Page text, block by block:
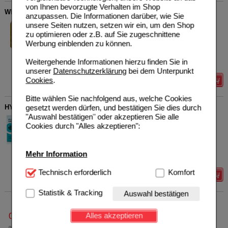
von Ihnen bevorzugte Verhalten im Shop
anzupassen. Die Informationen darüber, wie Sie
unsere Seiten nutzen, setzen wir ein, um den Shop
zu optimieren oder z.B. auf Sie zugeschnittene
Werbung einblenden zu können.
Weitergehende Informationen hierzu finden Sie in
unserer Datenschutzerklärungbei dem Unterpunkt
Cookies.
Bitte wählen Sie nachfolgend aus, welche Cookies
gesetzt werden dürfen, und bestätigen Sie dies durch
"Auswahl bestätigen" oder akzeptieren Sie alle
Cookies durch "Alles akzeptieren":
Mehr Information
Technisch Notwendig:Hierbei handelt es sich um
Website notwendig sind (z.B. Navigation, Warenkorb,
Kundenkonto), weshalb auf diese nicht verzichtet
werden kann.
Technisch erforderlich Komfort
Statistik & Tracking Auswahl bestätigen
Alles akzeptieren
WELEDA baby Calendula Pflegecreme Körper & Gesicht
WELEDA AG
16019728
75ml Creme
UVP**
Unser Preis
Grundpreis
74,13 €
HYLO-CARE Augentropfen
URSAPHARM Arzneimittel
GmbH
UVP**
Details
0800-10 11 422